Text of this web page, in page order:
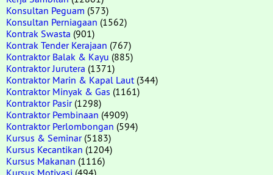
Konsultan Peguam (573)
Konsultan Perniagaan (1562)
Kontrak Swasta (901)
Kontrak Tender Kerajaan (767)
Kontraktor Balak & Kayu (885)
Kontraktor Jurutera (1371)
Kontraktor Marin & Kapal Laut (344)
Kontraktor Minyak & Gas (1161)
Kontraktor Pasir(1298)
Kontraktor Pembinaan (4909)
Kontraktor Perlombongan (594)
Kursus & Seminar(5183)
Kursus Kecantikan (1204)
Kursus Makanan (1116)
Kursus Motivasi (494)